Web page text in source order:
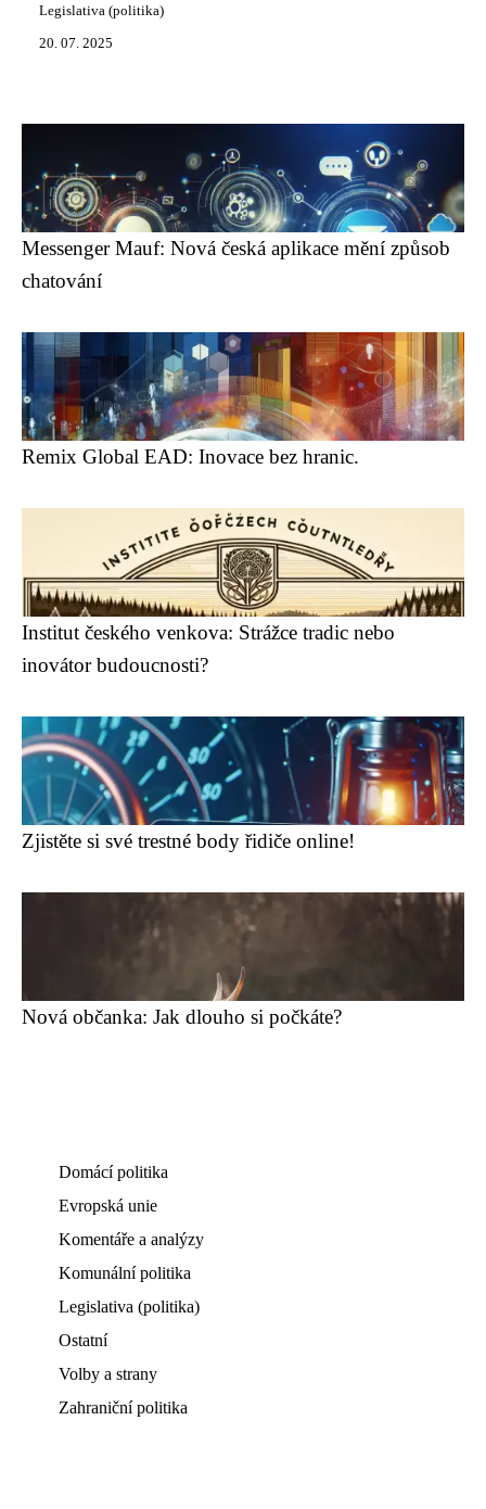
Legislativa (politika)
20. 07. 2025
Messenger Mauf: Nová česká aplikace mění způsob
chatování
Remix Global EAD: Inovace bez hranic.
Institut českého venkova: Strážce tradic nebo
inovátor budoucnosti?
Zjistěte si své trestné body řidiče online!
Nová občanka: Jak dlouho si počkáte?
Domácí politika
Evropská unie
Komentáře a analýzy
Komunální politika
Legislativa (politika)
Ostatní
Volby a strany
Zahraniční politika